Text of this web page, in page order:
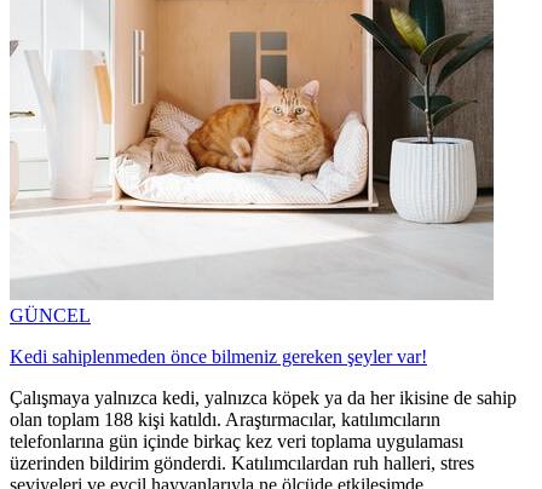
GÜNCEL
Kedi sahiplenmeden önce bilmeniz gereken şeyler var!
Çalışmaya yalnızca kedi, yalnızca köpek ya da her ikisine de sahip
olan toplam 188 kişi katıldı. Araştırmacılar, katılımcıların
telefonlarına gün içinde birkaç kez veri toplama uygulaması
üzerinden bildirim gönderdi. Katılımcılardan ruh halleri, stres
seviyeleri ve evcil hayvanlarıyla ne ölçüde etkileşimde